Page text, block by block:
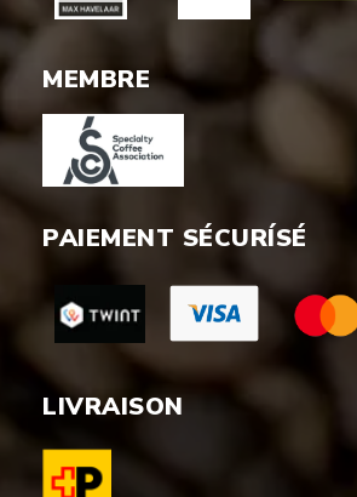
MEMBRE
PAIEMENT SÉCURÍSÉ
LIVRAISON